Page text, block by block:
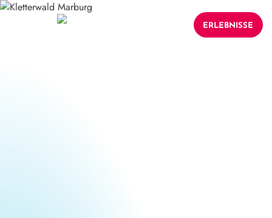
ERLEBNISSE